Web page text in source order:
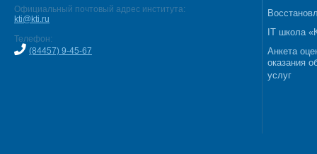
Официальный почтовый адрес института:
kti@kti.ru
Телефон:
(84457) 9-45-67
IT школа
Анкета
оказания
услуг